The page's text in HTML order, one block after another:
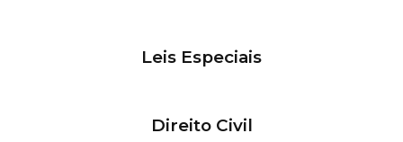
Leis Especiais
Direito Civil